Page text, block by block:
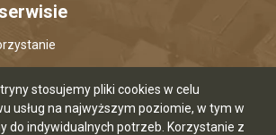
stosujemy pliki cookies w celu
usług na najwyższym poziomie, w tym w
do indywidualnych potrzeb. Korzystanie z